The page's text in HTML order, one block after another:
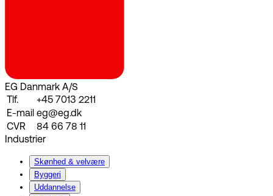
EG Danmark A/S
Tlf.
+45 7013 2211
E-mail eg@eg.dk
CVR
84 66 78 11
Industrier
Skønhed & velvære
Byggeri
Uddannelse